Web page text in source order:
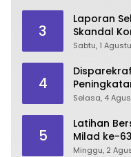
3
Laporan
Skandal
Sabtu, 1
4
Studi S3
Selasa, 4
5
Latihan
Milad ke-
Lestarikan
Minggu, 2